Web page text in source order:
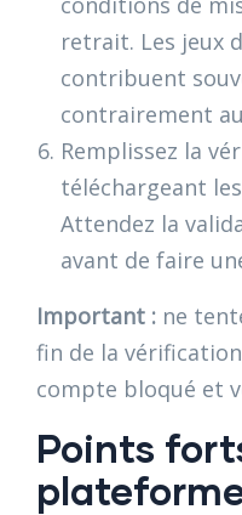
retrait. Les jeux
contribuent
contrairement
Remplissez la
téléchargeant
Attendez la
avant de faire
Important : ne
fin de la
compte bloqué et
Points